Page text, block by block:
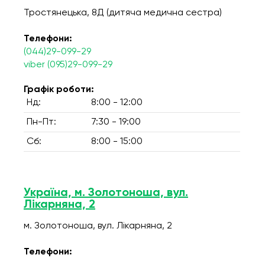
Тростянецька, 8Д (дитяча медична сестра)
Телефони:
(044)29-099-29
viber (095)29-099-29
Графік роботи:
Нд:
8:00 - 12:00
Пн-Пт: 7:30 - 19:00
Сб: 8:00 - 15:00
Україна, м. Золотоноша, вул.
Лікарняна, 2
м. Золотоноша, вул. Лікарняна, 2
Телефони: